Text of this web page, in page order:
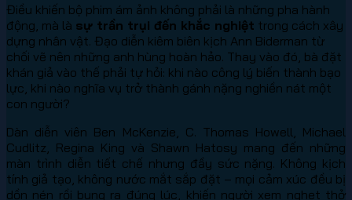
Điều khiến bộ phim ám ảnh không phải là những pha hành
động, mà là sự trần trụi đến khắc nghiệt trong cách xây
dựng nhân vật. Đạo diễn kiêm biên kịch Ann Biderman từ
chối vẽ nên những anh hùng hoàn hảo. Thay vào đó, bà đặt
khán giả vào thế phải tự hỏi: khi nào công lý biến thành bạo
lực, khi nào nghĩa vụ trở thành gánh nặng nghiền nát một
con người?
Dàn diễn viên Ben McKenzie, C. Thomas Howell, Michael
Cudlitz, Regina King và Shawn Hatosy mang đến những
màn trình diễn tiết chế nhưng đầy sức nặng. Không kịch
tính giả tạo, không nước mắt sắp đặt – mọi cảm xúc đều bị
dồn nén rồi bung ra đúng lúc, khiến người xem nghẹt thở